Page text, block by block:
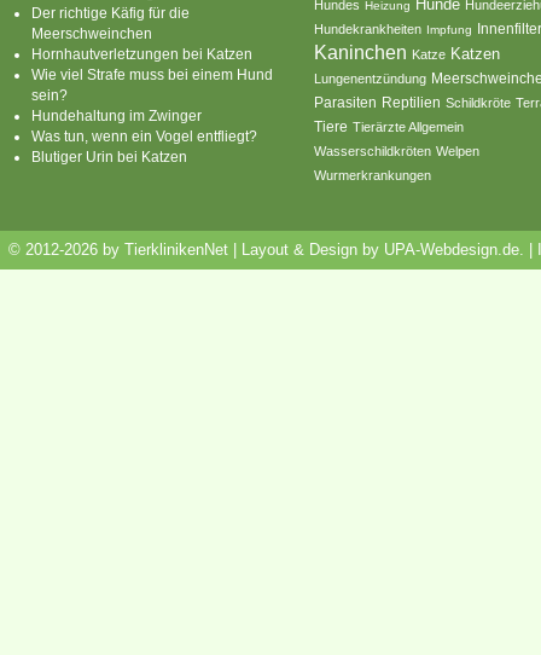
Der richtige Käfig für die
Meerschweinchen
Hornhautverletzungen bei Katzen
Wie viel Strafe muss bei einem Hund
sein?
Hundehaltung im Zwinger
Was tun, wenn ein Vogel entfliegt?
Blutiger Urin bei Katzen
Hundes Heizung Hunde
Hundekrankheiten Impfung
Kaninchen Katze Katzen
Lungenentzündung
Parasiten Reptilien Schildkröte
Tiere Tierärzte Allgemein
Wasserschildkröten Welpen
Wurmerkrankungen
© 2012-2026 by TierklinikenNet | Layout & Design by UPA-Webdesign.de.